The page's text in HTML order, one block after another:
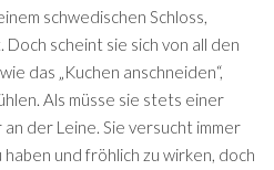
schwedischen Schloss,
scheint sie sich von all den
das „Kuchen anschneiden“,
Als müsse sie stets einer
der Leine. Sie versucht immer
haben und fröhlich zu wirken, doch